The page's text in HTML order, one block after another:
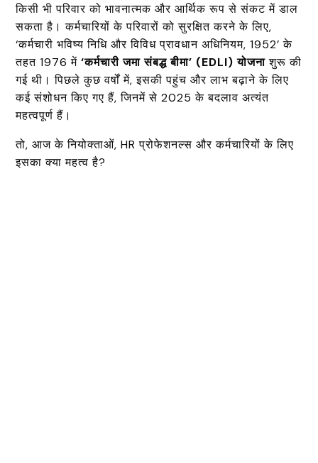
किसी भी परिवार को भावनात्मक और आर्थिक रूप से संकट में डाल
सकता है। कर्मचारियों के परिवारों को सुरक्षित करने के लिए,
‘कर्मचारी भविष्य निधि और विविध प्रावधान अधिनियम, 1952’ के
तहत 1976 में‘कर्मचारी जमा संबद्ध बीमा’ (EDLI)योजनाशुरू की
गई थी। पिछले कुछ वर्षों में, इसकी पहुंच और लाभ बढ़ाने के लिए
कई संशोधन किए गए हैं, जिनमें से 2025 के बदलाव अत्यंत
महत्वपूर्ण हैं।
तो, आज के नियोक्ताओं, HR प्रोफेशनल्स और कर्मचारियों के लिए
इसका क्या महत्व है?